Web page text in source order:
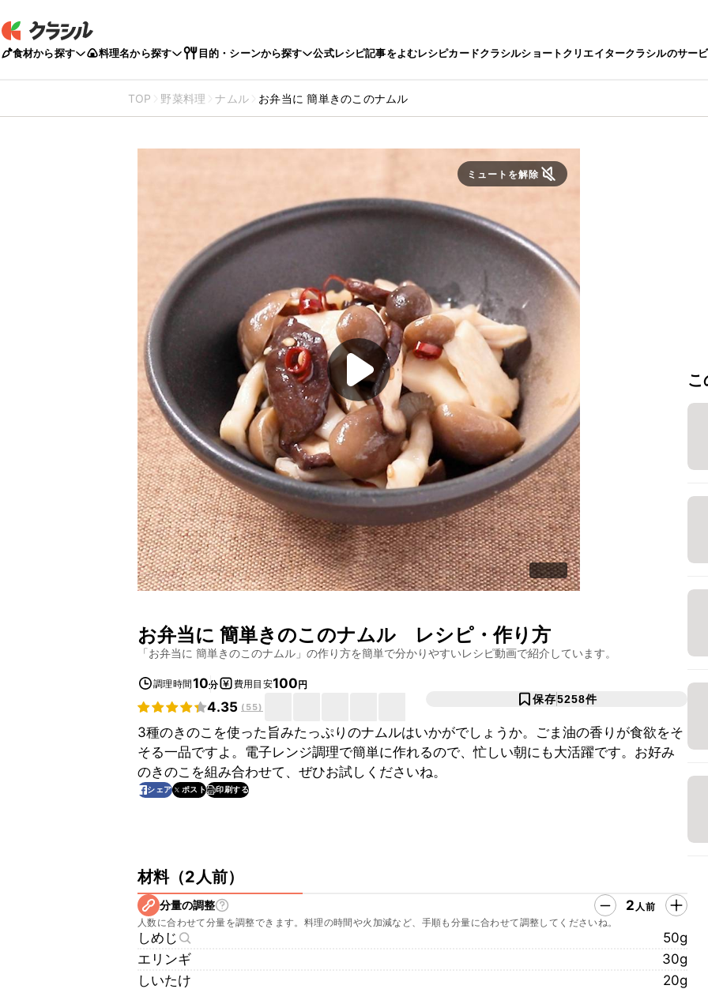
食材から探す 料理名から探す 目的・シーンから探す 公式レシピ記事をよむレシピカードクラシルショートクリエイタークラシルのサー
TOP 野菜料理 ナムル お弁当に 簡単きのこのナムル
ミュートを解除
お弁当に 簡単きのこのナムル レシピ・作り方
「お弁当に 簡単きのこのナムル 」の作り方を簡単で分かりやすいレシピ動画で紹介しています。
調理時間10分 費用目安100円
4.35 ( 55)
保存5258件
3種のきのこを使った旨みたっぷりのナムルはいかがでしょうか。ごま油の香りが食欲をそ
そる一品ですよ。電子レンジ調理で簡単に作れるので、忙しい朝にも大活躍です。お好み
のきのこを組み合わせて、ぜひお試しくださいね。
シェア ポスト 印刷する
材料（2人前）
分量の調整 2 人前
人数に合わせて分量を調整できます。料理の時間や火加減など、手順も分量に合わせて調整してくださいね。
しめじ
50g
エリンギ
30g
しいたけ
20g